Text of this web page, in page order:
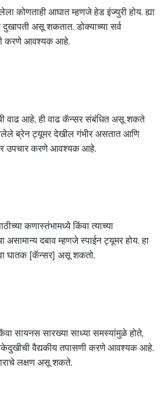
कोणताही आघात म्हणजे हेड इंज्युरी होय. ह्या
दुखापती असू शकतात. डोक्याच्या सर्व
करणे आवश्यक आहे.
वाढ आहे, ही वाढ कॅन्सर संबंधित असू शकते
ब्रेन ट्यूमर देखील गंभीर असतात आणि
उपचार करणे आवश्यक आहे.
कणास्तंभामध्ये किंवा त्याच्या
असामान्य दबाव म्हणजे स्पाईन ट्यूमर होय. हा
घातक [कॅन्सर] असू शकतो.
सायनस सारख्या साध्या समस्यांमुळे होते,
वैद्यकीय तपासणी करणे आवश्यक आहे.
लक्षण असू शकते.